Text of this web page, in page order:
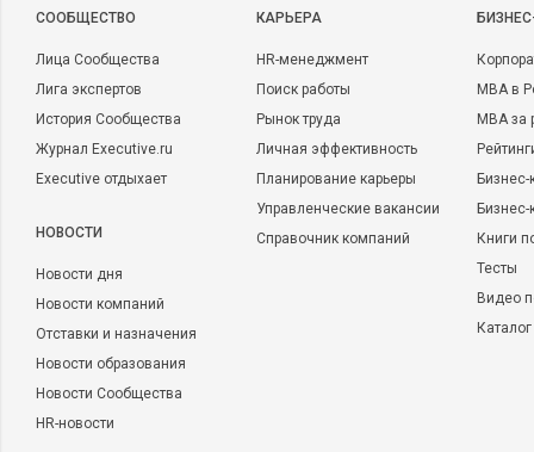
CООБЩЕСТВО
Лица Сообщества
Лига экспертов
История Сообщества
Журнал Executive.ru
Executive отдыхает
НОВОСТИ
Новости дня
Новости компаний
Отставки и назначения
Новости образования
Новости Сообщества
HR-новости
КАРЬЕРА
HR-менеджмент
Поиск работы
Рынок труда
Личная эффективность
Планирование карьеры
Управленческие вакансии
Справочник компаний
MBA в
MBA
Бизнес-
Книги
Тесты
Видео